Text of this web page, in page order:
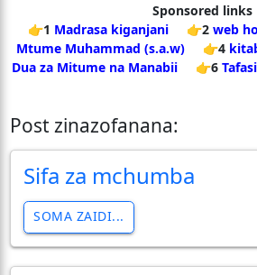
Sponsored links
👉1 Madrasa kiganjani 👉2 web
Mtume Muhammad (s.a.w)
👉4
Dua za Mitume na Manabii
👉6
Post zinazofanana:
Sifa za mchumba
SOMA ZAIDI...